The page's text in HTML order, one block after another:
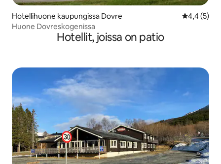
Hotellihuone kaupungissa Dovre
4,4 (5)
Huone Dovreskogenissa
Hotellit, joissa on patio